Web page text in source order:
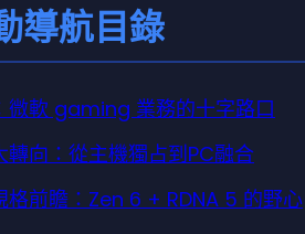
導航目錄
微軟 gaming 業務的十字路口
轉向：從主機獨占到PC融合
格前瞻：Zen 6 + RDNA 5 的野心